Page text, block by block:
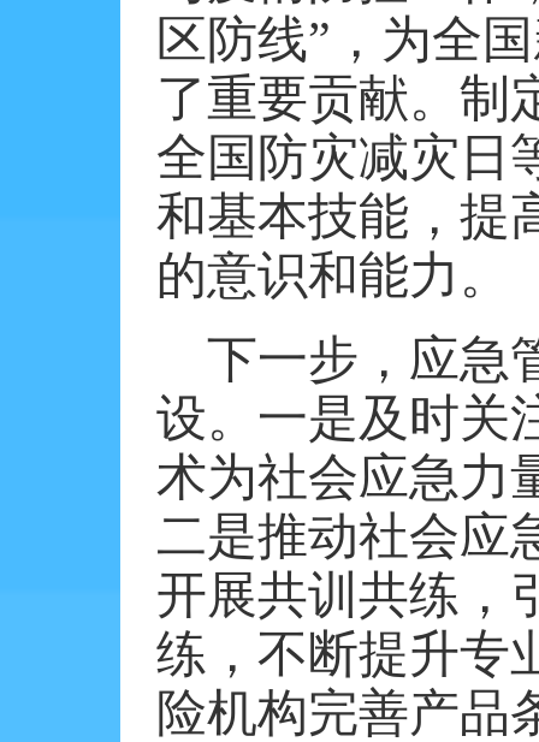
区防线”，为全
了重要贡献。制
全国防灾减灾日
和基本技能，提
的意识和能力。
下一步，应急
设。一是及时关
术为社会应急力
二是推动社会应
开展共训共练，
练，不断提升专
险机构完善产品